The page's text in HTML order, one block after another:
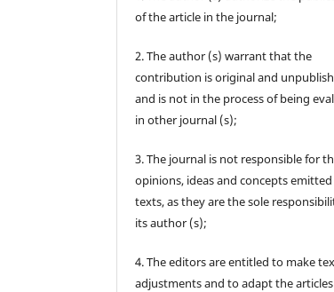
of the article in the journal;
2. The author (s) warrant that the
contribution is original and
and is not in the process of being
in other journal (s);
3. The journal is not responsible for
opinions, ideas and concepts
texts, as they are the sole
its author (s);
4. The editors are entitled to make
adjustments and to adapt the